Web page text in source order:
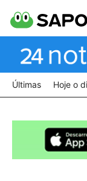
Últimas Hoje o